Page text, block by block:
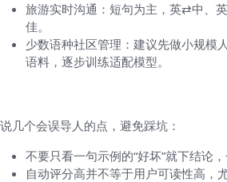
旅游实时沟通：短句为主，英⇄中、
佳。
少数语种社区管理：建议先做小规模
语料，逐步训练适配模型。
说几个会误导人的点，避免踩坑：
不要只看一句示例的“好坏”就下结论，
自动评分高并不等于用户可读性高，